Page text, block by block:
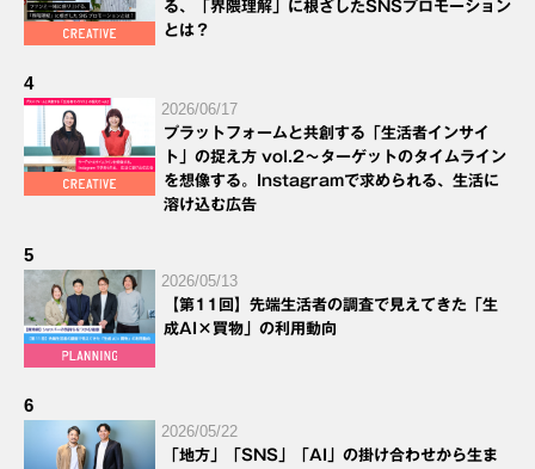
る、「界隈理解」に根ざしたSNSプロモーション
とは？
4
2026/06/17
プラットフォームと共創する「生活者インサイ
ト」の捉え方 vol.2～ターゲットのタイムライン
を想像する。Instagramで求められる、生活に
溶け込む広告
5
2026/05/13
【第11回】先端生活者の調査で見えてきた「生
成AI×買物」の利用動向
6
2026/05/22
「地方」「SNS」「AI」の掛け合わせから生ま